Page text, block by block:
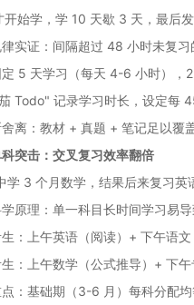
开始学，学 10 天歇 3 天，最后
实证：间隔超过 48 小时未复
5 天学习（每天 4-6 小时），
Todo" 记录学习时长，设定每
离：教材 + 真题 + 笔记足以覆
突击：交叉复习效率翻倍
学 3 个月数学，结果后来复习英
原理：单一科目长时间学习易
：上午英语（阅读）+ 下午语文
：上午数学（公式推导）+ 下
：基础期（3-6 月）每科分配